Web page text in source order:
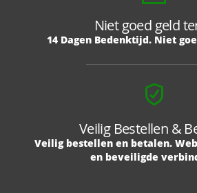
Niet goed geld
14 Dagen Bedenktijd. Niet
Veilig Bestellen &
Veilig bestellen en betalen.
en beveiligde